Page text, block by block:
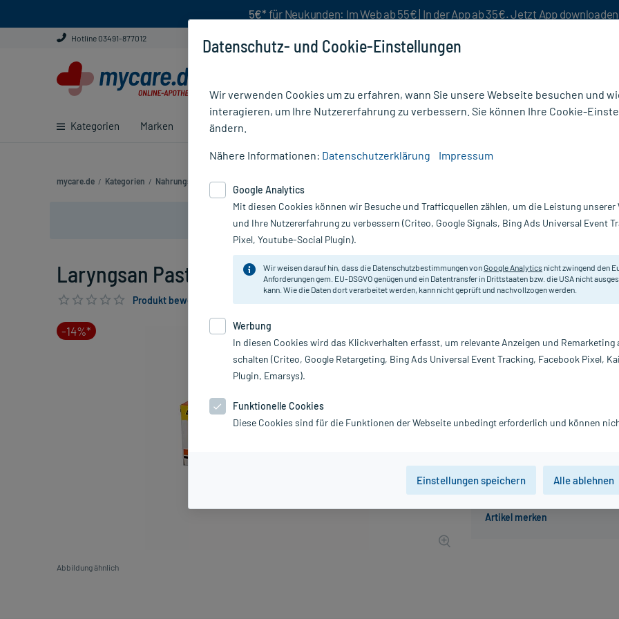
5€* für Neukunden: Im Web ab 55€ | In der App ab 35€. Jetzt App downloaden
Hotline 03491-877012
Kategorien Marken Ratgeber
mycare.de / Kategorien / Nahrungsergänzung
Nur für kurze Zeit:Gratis-Versand* ab 19€ Mindestbestellwert!
Laryngsan Pastillen, 50 St
Produkt bewerten & PlusHerzen sichern
-14%*
Abbildung ähnlich
Der Artikel ist momentan
Beratung für
Angenehm erfrischend für Mund
Darreichung:
Hersteller:
Datenschutz- und Cookie-Einstellungen
Wir verwenden Cookies um zu erfahren, wann Sie unsere Webseite besuchen und
interagieren, um Ihre Nutzererfahrung zu verbessern. Sie können Ihre Cookie-
ändern.
Nähere Informationen: Datenschutzerklärung Impressum
Google Analytics
Mit diesen Cookies können wir Besuche und Trafficquellen zählen, um die Leistung unserer
und Ihre Nutzererfahrung zu verbessern (Criteo, Google Signals, Bing Ads Universal Event
Pixel, Youtube-Social Plugin).
Wir weisen darauf hin, dass die Datenschutzbestimmungen vonGoogle Analytics nicht zwingend den
Anforderungen gem. EU-DSGVO genügen und ein Datentransfer in Drittstaaten bzw. die USA nicht
kann. Wie die Daten dort verarbeitet werden, kann nicht geprüft und nachvollzogen werden.
Werbung
In diesen Cookies wird das Klickverhalten erfasst, um relevante Anzeigen und Remarketing
schalten (Criteo, Google Retargeting, Bing Ads Universal Event Tracking, Facebook Pixel,
Plugin, Emarsys).
Funktionelle Cookies
Diese Cookies sind für die Funktionen der Webseite unbedingt erforderlich und können
Einstellungen speichern Alle ablehnen